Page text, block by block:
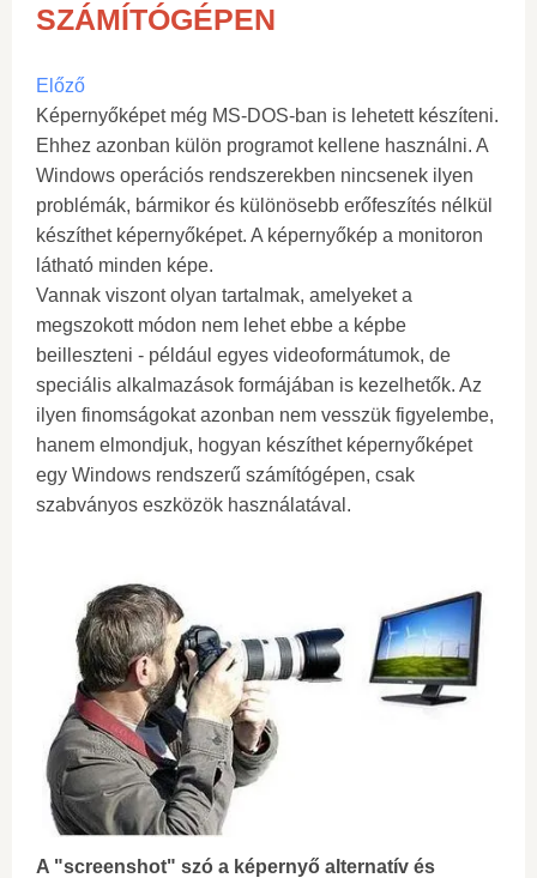
SZÁMÍTÓGÉPEN
Előző
Képernyőképet még MS-DOS-ban is lehetett készíteni.
Ehhez azonban külön programot kellene használni. A
Windows operációs rendszerekben nincsenek ilyen
problémák, bármikor és különösebb erőfeszítés nélkül
készíthet képernyőképet. A képernyőkép a monitoron
látható minden képe.
Vannak viszont olyan tartalmak, amelyeket a
megszokott módon nem lehet ebbe a képbe
beilleszteni - például egyes videoformátumok, de
speciális alkalmazások formájában is kezelhetők. Az
ilyen finomságokat azonban nem vesszük figyelembe,
hanem elmondjuk, hogyan készíthet képernyőképet
egy Windows rendszerű számítógépen, csak
szabványos eszközök használatával.
A "screenshot" szó a képernyő alternatív és